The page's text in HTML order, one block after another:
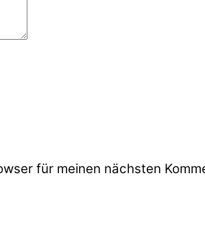
für meinen nächsten